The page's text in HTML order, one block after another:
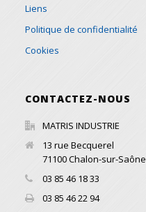
Liens
Politique de confidentialité
Cookies
CONTACTEZ-NOUS
MATRIS INDUSTRIE
13 rue Becquerel
71100Chalon-sur-Saône
03 85 46 18 33
03 85 46 22 94